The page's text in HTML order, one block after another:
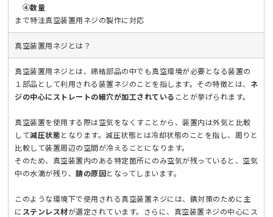
④数量
まで特注真空装置用ネジの製作に対応
真空装置用ネジとは？
真空装置用ネジとは、締結部品の中でも真空環境が必要となる装置の
１部品として利用される装置ネジのことを指します。その特徴とは、 ネ
ジの中心にストレートの細穴が加工されている ことが挙げられます。
真空装置を使用する際は空気をなくすことから、装置内は外気と比較
して減圧状態となります。減圧状態とは冷却状態のことを指し、周りと
比較して装置周辺の空間が冷えることになります。
そのため、真空装置内のある特定箇所にのみ空気が残っていると、空気
中の水滴が残り、錆の原因となってしまいます。
このような環境下で使用される真空装置ネジには、錆対策のために主
に ステンレス材が選定されています。さらに、真空装置ネジの中心にス